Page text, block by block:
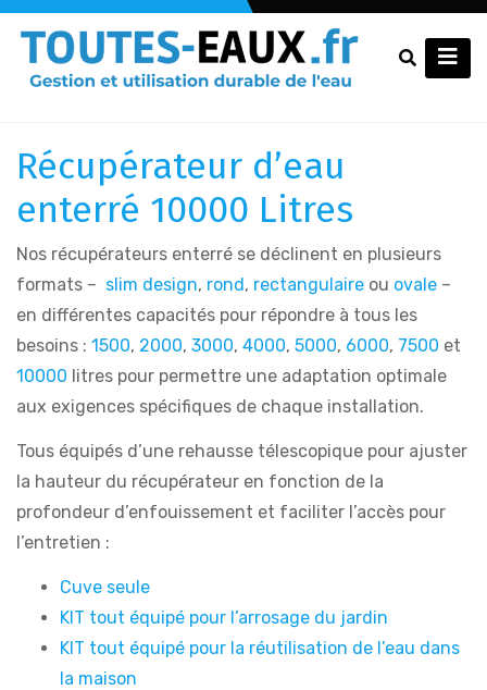
Récupérateur d’eau
enterré 10000 Litres
Nos récupérateurs enterré se déclinent en plusieurs
formats – slim design, rond, rectangulaire ou ovale –
en différentes capacités pour répondre à tous les
besoins : 1500, 2000, 3000, 4000, 5000, 6000, 7500 et
10000 litres pour permettre une adaptation optimale
aux exigences spécifiques de chaque installation.
Tous équipés d’une rehausse télescopique pour ajuster
la hauteur du récupérateur en fonction de la
profondeur d’enfouissement et faciliter l’accès pour
l’entretien :
Cuve seule
KIT tout équipé pour l’arrosage du jardin
KIT tout équipé pour la réutilisation de l’eau dans
la maison